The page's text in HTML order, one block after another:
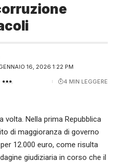
16, 2026 1:22 PM
4 MIN LEGGERE
volta. Nella prima Repubblica
di maggioranza di governo
12.000 euro, come risulta
giudiziaria in corso che il